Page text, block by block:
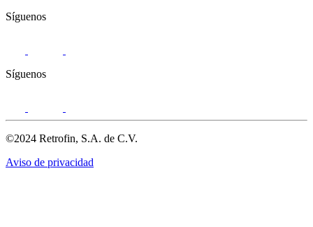
Síguenos
Síguenos
©2024 Retrofin, S.A. de C.V.
Aviso de privacidad